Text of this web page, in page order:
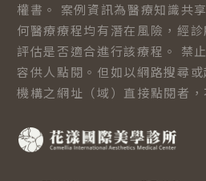
權書。 案例資訊為醫療知識共
何醫療療程均有潛在風險，經
評估是否適合進行該療程。 禁
容供人點閱。但如以網路搜尋
機構之網址（域）直接點閱者，